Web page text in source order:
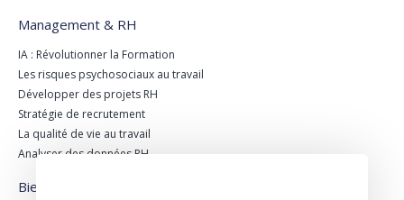
Management & RH
IA : Révolutionner la Formation
Les risques psychosociaux au travail
Développer des projets RH
Stratégie de recrutement
La qualité de vie au travail
Analyser des données RH
Bien-être & nutrition